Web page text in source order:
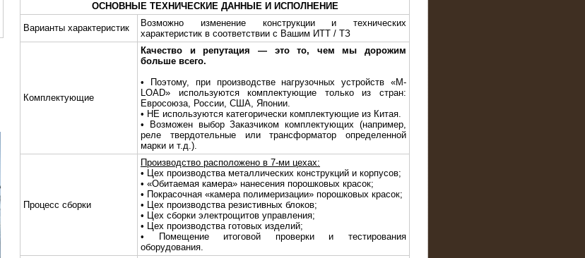
ОСНОВНЫЕ ТЕХНИЧЕСКИЕ ДАННЫЕ И ИСПОЛНЕНИЕ
Варианты характеристик
Возможно изменение конструкции и технических
характеристик в соответствии с Вашим ИТТ / ТЗ
Комплектующие
Качество и репутация — это то, чем мы дорожим
больше всего.
• Поэтому, при производстве нагрузочных устройств «M-
LOAD» используются комплектующие только из стран:
Евросоюза, России, США, Японии.
• НЕ используются категорически комплектующие из Китая.
• Возможен выбор Заказчиком комплектующих (например,
реле твердотельные или трансформатор определенной
марки и т.д.).
Процесс сборки
Производство расположено в 7-ми цехах:
• Цех производства металлических конструкций и корпусов;
• «Обитаемая камера» нанесения порошковых красок;
• Покрасочная «камера полимеризации» порошковых красок;
• Цех производства резистивных блоков;
• Цех сборки электрощитов управления;
• Цех производства готовых изделий;
• Помещение итоговой проверки и тестирования
оборудования.